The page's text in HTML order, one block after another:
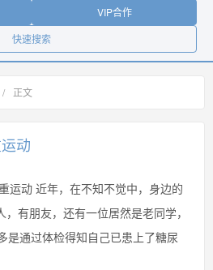
VIP合作
快速搜索
/ 正文
动
运动 近年，在不知不觉中，身边的
有朋友，还有一位居然是老同学，
是通过体检得知自己已患上了糖尿